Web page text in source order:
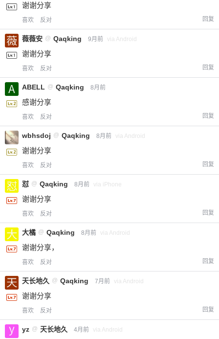
谢谢分享
喜欢 反对 回复
薇薇安 @ Qaqking 9月前 via Android
谢谢分享
喜欢 反对 回复
ABELL @ Qaqking 8月前
感谢分享
喜欢 反对 回复
wbhsdoj @ Qaqking 8月前 via Android
谢谢分享
喜欢 反对 回复
怼 @ Qaqking 8月前 via iPhone
谢谢分享
喜欢 反对 回复
大橘 @ Qaqking 8月前 via Android
谢谢分享，
喜欢 反对 回复
天长地久 @ Qaqking 7月前 via Android
谢谢分享
喜欢 反对 回复
yz @ 天长地久 4月前 via Android